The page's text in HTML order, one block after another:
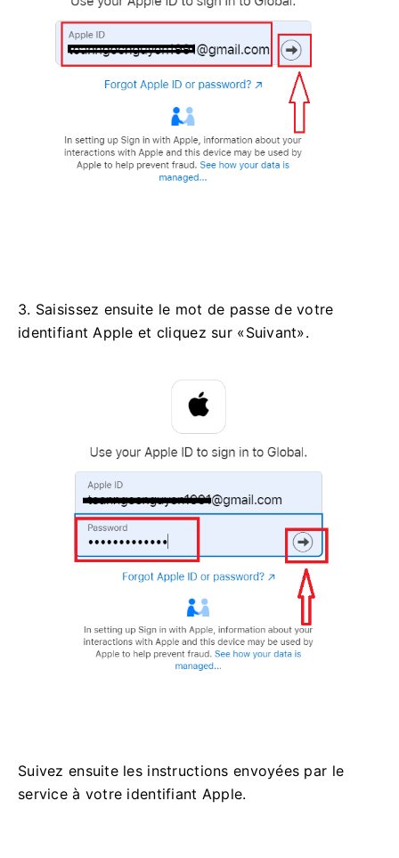
3. Saisissez ensuite le mot de passe de votre
identifiant Apple et cliquez sur «Suivant».
Suivez ensuite les instructions envoyées par le
service à votre identifiant Apple.